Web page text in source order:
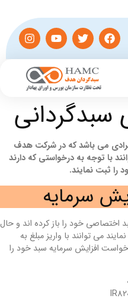
می باشد که در شرکت هدف
با توجه به درخواستی که دارند
را ثبت نمایند.
سرمایه
اختصاصی خود را باز کرده اند و حال
می توانند با واریز مبلغ به
افزایش سرمایه سبد خود را